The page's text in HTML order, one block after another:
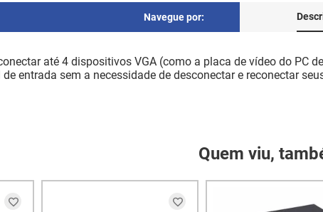
Navegue por:
até 4 dispositivos VGA (como a placa de vídeo do PC
entrada sem a necessidade de desconectar e reconectar
Quem viu,